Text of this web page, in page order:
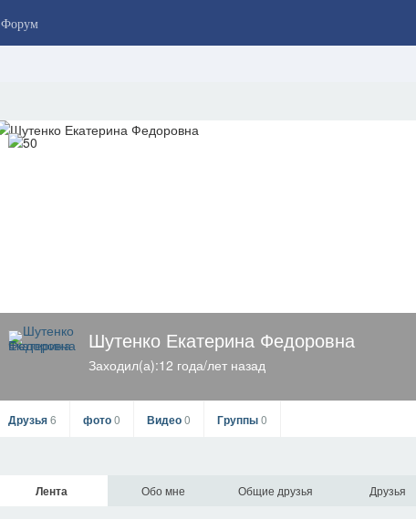
Форум
Шутенко Екатерина Федоровна
Заходил(а):12 года/лет назад
Друзья6 фото0 Видео0 Группы0
Лента Обо мне Общие друзья Друзья